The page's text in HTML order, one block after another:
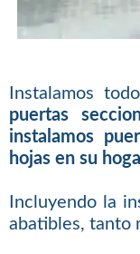
Instalamos
puertas
instalamos
hojas en su
Incluyendo la
abatibles, tanto